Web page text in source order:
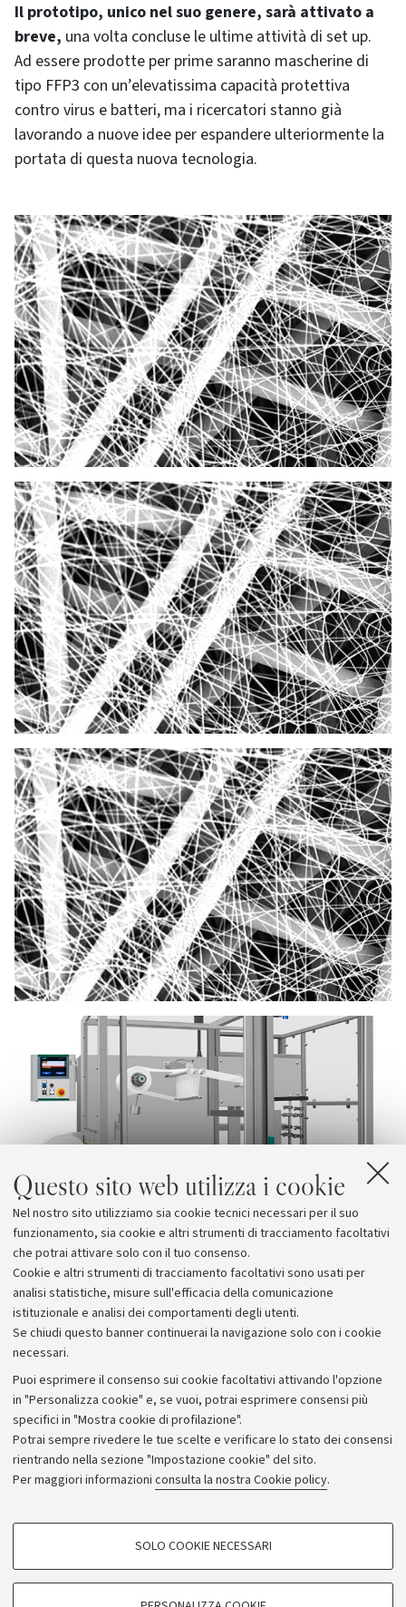
Questo sito web utilizza i cookie
Nel nostro sito utilizziamo sia cookie tecnici necessari per il suo
funzionamento, sia cookie e altri strumenti di tracciamento facoltativi
che potrai attivare solo con il tuo consenso.
Cookie e altri strumenti di tracciamento facoltativi sono usati per
analisi statistiche, misure sull'efficacia della comunicazione
istituzionale e analisi dei comportamenti degli utenti.
Se chiudi questo banner continuerai la navigazione solo con i cookie
necessari.
Puoi esprimere il consenso sui cookie facoltativi attivando l'opzione
in "Personalizza cookie" e, se vuoi, potrai esprimere consensi più
specifici in "Mostra cookie di profilazione".
Potrai sempre rivedere le tue scelte e verificare lo stato dei consensi
rientrando nella sezione "Impostazione cookie" del sito.
Per maggiori informazioni consulta la nostra Cookie policy.
COOKIE DI PROFILAZIONE - FACOLTATIVI
SOLO COOKIE NECESSARI
Il prototipo, unico nel suo genere, sarà attivato a
breve, una volta concluse le ultime attività di set up.
Ad essere prodotte per prime saranno mascherine di
tipo FFP3 con un’elevatissima capacità protettiva
contro virus e batteri, ma i ricercatori stanno già
lavorando a nuove idee per espandere ulteriormente la
portata di questa nuova tecnologia.
Archivio
Comunicati stampa
Redazione
Rassegna stampa